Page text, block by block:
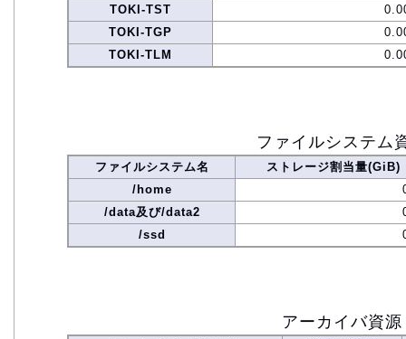
TOKI-TST
TOKI-TGP
TOKI-TLM
ファイルシステム
ファイルシステム名
ストレージ割当量(GiB)
/home
/data及び/data2
/ssd
アーカイバ資源